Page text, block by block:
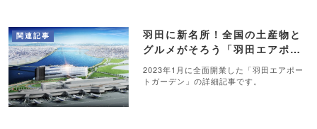
関連記事
羽田に新名所！全国の土産物と
グルメがそろう「羽田エアポー
トガーデン」誕生
2023年1月に全面開業した「羽田エアポー
トガーデン」の詳細記事です。